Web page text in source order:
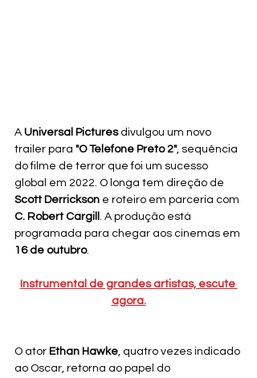
A Universal Pictures divulgou um novo
trailer para "O Telefone Preto 2", sequência
do filme de terror que foi um sucesso
global em 2022. O longa tem direção de
Scott Derrickson e roteiro em parceria com
C. Robert Cargill
. A produção está
programada para chegar aos cinemas em
16 de outubro.
Instrumental de grandes artistas, escute
agora.
O ator Ethan Hawke , quatro vezes indicado
ao Oscar, retorna ao papel do